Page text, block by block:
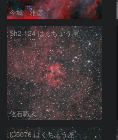
今城 雅彦
Sh2-124 はくちょう座
化石職人
IC5076 はくちょう座